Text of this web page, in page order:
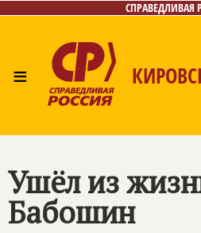
СПРАВЕДЛИВАЯ
≡
Ушёл из
Бабошин